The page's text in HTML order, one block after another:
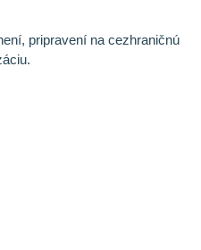
pripravení na cezhraničnú